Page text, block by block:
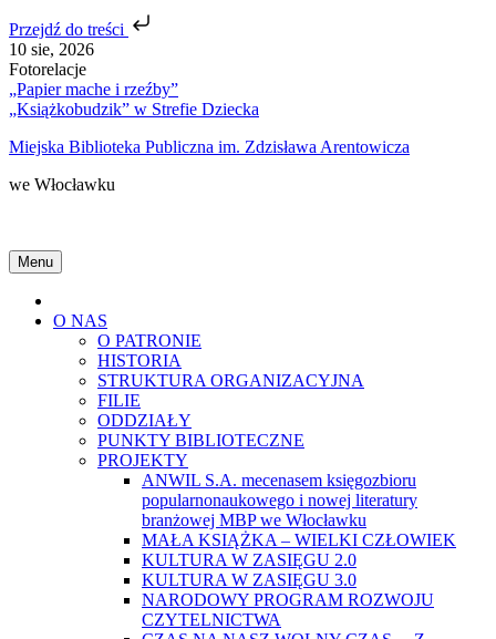
Przejdź do treści
Skip
to
content
10 sie, 2026
Fotorelacje
„Papier mache i rzeźby”
„Książkobudzik” w Strefie Dziecka
Miejska Biblioteka Publiczna im. Zdzisława Arentowicza
we Włocławku
Menu
O NAS
O PATRONIE
HISTORIA
STRUKTURA ORGANIZACYJNA
FILIE
ODDZIAŁY
PUNKTY BIBLIOTECZNE
PROJEKTY
ANWIL S.A. mecenasem księgozbioru
popularnonaukowego i nowej literatury
branżowej MBP we Włocławku
MAŁA KSIĄŻKA – WIELKI CZŁOWIEK
KULTURA W ZASIĘGU 2.0
KULTURA W ZASIĘGU 3.0
NARODOWY PROGRAM ROZWOJU
CZYTELNICTWA